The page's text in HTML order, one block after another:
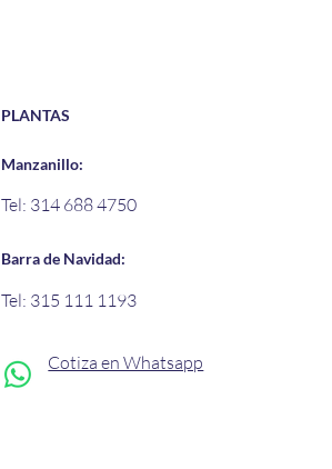
Qué Es Crucial para tus
PLANTAS
Manzanillo:
Tel: 314 688 4750
Barra de Navidad:
Tel: 315 111 1193
Cotiza en Whatsapp